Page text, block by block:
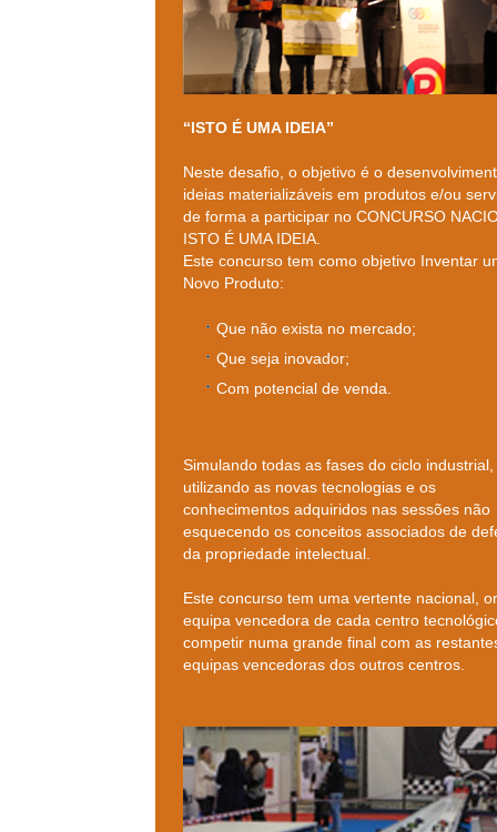
“ISTO É UMA IDEIA”
Neste desafio, o objetivo é o
ideias materializáveis em produtos e/ou
de forma a participar no CONCURSO
ISTO É UMA IDEIA.
Este concurso tem como objetivo Inventar
Novo Produto:
Que não exista no mercado;
Que seja inovador;
Com potencial de venda.
Simulando todas as fases do ciclo industrial,
utilizando as novas tecnologias e os
conhecimentos adquiridos nas sessões não
esquecendo os conceitos associados de
da propriedade intelectual.
Este concurso tem uma vertente nacional,
equipa vencedora de cada centro
competir numa grande final com as
equipas vencedoras dos outros centros.